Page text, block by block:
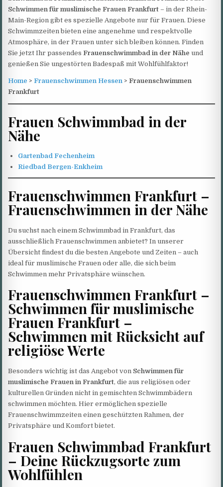
Schwimmen für muslimische Frauen Frankfurt – in der Rhein-
Main-Region gibt es spezielle Angebote nur für Frauen. Diese
Schwimmzeiten bieten eine angenehme und respektvolle
Atmosphäre, in der Frauen unter sich bleiben können. Finden
Sie jetzt Ihr passendesFrauenschwimmbad in der Nähe und
genießen Sie ungestörten Badespaß mit Wohlfühlfaktor!
Home >Frauenschwimmen Hessen > Frauenschwimmen
Frankfurt
Frauen Schwimmbad in der
Nähe
Gartenbad Fechenheim
Riedbad Bergen-Enkheim
Frauenschwimmen Frankfurt –
Frauenschwimmen in der Nähe
Du suchst nach einem Schwimmbad in Frankfurt, das
ausschließlich Frauenschwimmen anbietet? In unserer
Übersicht findest du die besten Angebote und Zeiten – auch
ideal für muslimische Frauen oder alle, die sich beim
Schwimmen mehr Privatsphäre wünschen.
Frauenschwimmen Frankfurt –
Schwimmen für muslimische
Frauen Frankfurt –
Schwimmen mit Rücksicht auf
religiöse Werte
Besonders wichtig ist das Angebot von Schwimmen für
muslimische Frauen in Frankfurt, die aus religiösen oder
kulturellen Gründen nicht in gemischten Schwimmbädern
schwimmen möchten. Hier ermöglichen spezielle
Frauenschwimmzeiten einen geschützten Rahmen, der
Privatsphäre und Komfort bietet.
Frauen Schwimmbad Frankfurt
– Deine Rückzugsorte zum
Wohlfühlen